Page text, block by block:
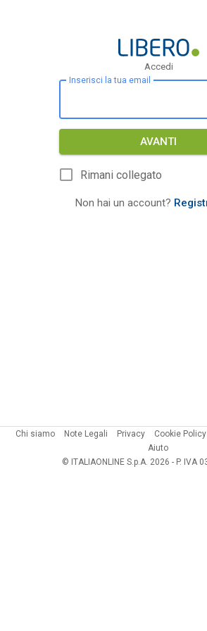
Accedi
Inserisci la tua email
AVANTI
Rimani collegato
Non hai un account?
Chi siamo Note Legali Privacy Cookie Policy
Aiuto
© ITALIAONLINE S.p.A. 2026 - P. IVA